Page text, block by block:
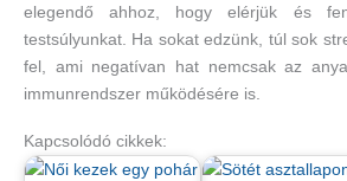
elegendő ahhoz, hogy elérjük és
testsúlyunkat. Ha sokat edzünk, túl sok
fel, ami negatívan hat nemcsak az
immunrendszer működésére is.
Kapcsolódó cikkek: